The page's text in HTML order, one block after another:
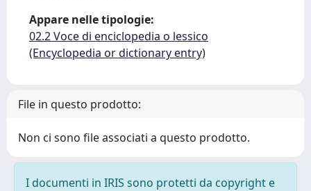
Appare nelle tipologie:
02.2 Voce di enciclopedia o lessico
(Encyclopedia or dictionary entry)
File in questo prodotto:
Non ci sono file associati a questo prodotto.
I documenti in IRIS sono protetti da copyright e